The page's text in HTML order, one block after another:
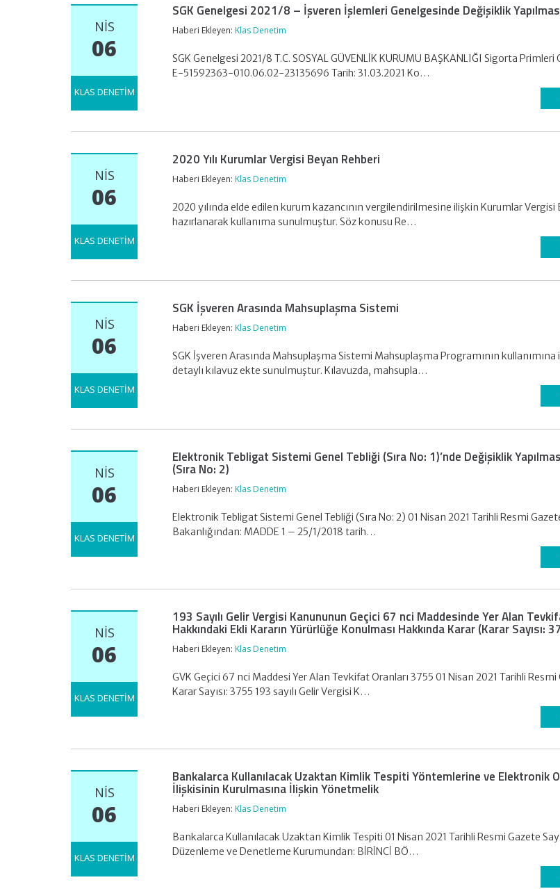
NIS
06
KLAS DENETİM
SGK Genelgesi 2021/8 – İşveren İşlemleri Genelgesinde Değişiklik
Haberi Ekleyen:Klas Denetim
SGK Genelgesi 2021/8 T.C. SOSYAL GÜVENLİK KURUMU BAŞKANLIĞI Sigorta Primleri
E-51592363-010.06.02-23135696 Tarih: 31.03.2021 Ko…
NIS
06
KLAS DENETİM
2020 Yılı Kurumlar Vergisi Beyan Rehberi
Haberi Ekleyen:Klas Denetim
2020 yılında elde edilen kurum kazancının vergilendirilmesine ilişkin Kurumlar Vergisi
hazırlanarak kullanıma sunulmuştur. Söz konusu Re…
NIS
06
KLAS DENETİM
SGK İşveren Arasında Mahsuplaşma Sistemi
Haberi Ekleyen:Klas Denetim
SGK İşveren Arasında Mahsuplaşma Sistemi Mahsuplaşma Programının kullanımına
detaylı kılavuz ekte sunulmuştur. Kılavuzda, mahsupla…
NIS
06
KLAS DENETİM
Elektronik Tebligat Sistemi Genel Tebliği (Sıra No: 1)’nde Değişiklik
(Sıra No: 2)
Haberi Ekleyen:Klas Denetim
Elektronik Tebligat Sistemi Genel Tebliği (Sıra No: 2) 01 Nisan 2021 Tarihli Resmi
Bakanlığından: MADDE 1 – 25/1/2018 tarih…
NIS
06
KLAS DENETİM
193 Sayılı Gelir Vergisi Kanununun Geçici 67 nci Maddesinde Yer Alan
Hakkındaki Ekli Kararın Yürürlüğe Konulması Hakkında Karar (Karar Sayısı:
Haberi Ekleyen:Klas Denetim
GVK Geçici 67 nci Maddesi Yer Alan Tevkifat Oranları 3755 01 Nisan 2021 Tarihli Resmi
Karar Sayısı: 3755 193 sayılı Gelir Vergisi K…
NIS
06
KLAS DENETİM
Bankalarca Kullanılacak Uzaktan Kimlik Tespiti Yöntemlerine ve Elektronik
İlişkisinin Kurulmasına İlişkin Yönetmelik
Haberi Ekleyen:Klas Denetim
Bankalarca Kullanılacak Uzaktan Kimlik Tespiti 01 Nisan 2021 Tarihli Resmi Gazete
Düzenleme ve Denetleme Kurumundan: BİRİNCİ BÖ…